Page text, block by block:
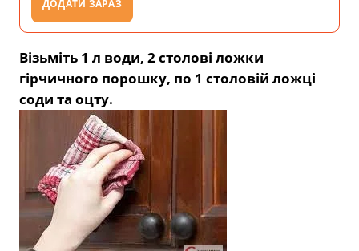
ДОДАТИ ЗАРАЗ
Візьміть 1 л води, 2 столові ложки
гірчичного порошку, по 1 столовій ложці
соди та оцту.